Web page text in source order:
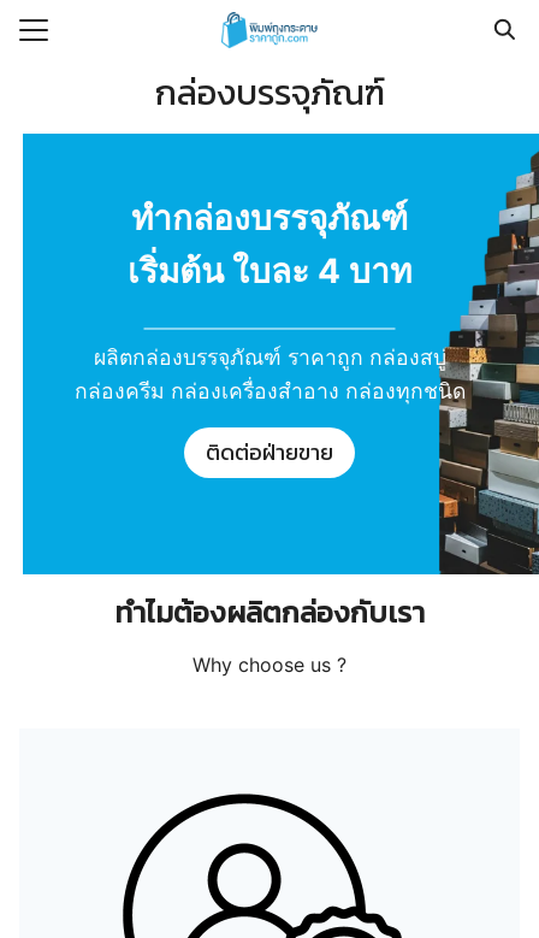
Skip
กล่องบรรจุภัณฑ์
ทำกล่องบรรจุภัณฑ์
เริ่มต้น ใบละ 4 บาท
ผลิตกล่องบรรจุภัณฑ์ ราคาถูก กล่องสบู่
กล่องครีม กล่องเครื่องสำอาง กล่องทุกชนิด
ติดต่อฝ่ายขาย
ทำไมต้องผลิตกล่องกับเรา
Why choose us ?